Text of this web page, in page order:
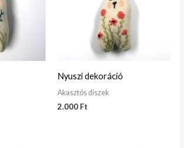
Nyuszi dekoráció
Akasztós díszek
2.000 Ft